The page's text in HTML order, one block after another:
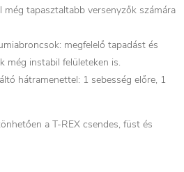
még tapasztaltabb versenyzők számára
megfelelő tapadást és
még instabil felületeken is.
hátramenettel: 1 sebesség előre, 1
a T-REX csendes, füst és